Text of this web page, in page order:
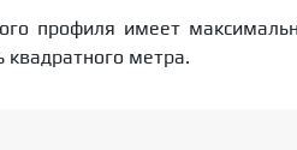
профиля имеет
метра.